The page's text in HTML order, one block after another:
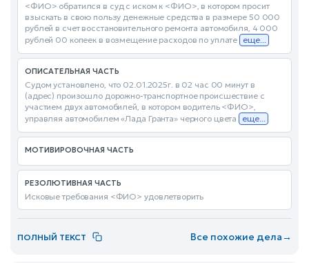
<ФИО> обратился в суд с иском к <ФИО>, в котором просит
взыскать в свою пользу денежные средства в размере 50 000
рублей в счет восстановительного ремонта автомобиля, 4 000
рублей 00 копеек в возмещение расходов по уплате еще...
ОПИСАТЕЛЬНАЯ ЧАСТЬ
Судом установлено, что 02.01.2025г. в 02 час 00 минут в
(адрес) произошло дорожно-транспортное происшествие с
участием двух автомобилей, в котором водитель <ФИО>,
управляя автомобилем «Лада Гранта» черного цвета еще...
МОТИВИРОВОЧНАЯ ЧАСТЬ
РЕЗОЛЮТИВНАЯ ЧАСТЬ
Исковые требования <ФИО> удовлетворить
ПОЛНЫЙ ТЕКСТ Все похожие дела→